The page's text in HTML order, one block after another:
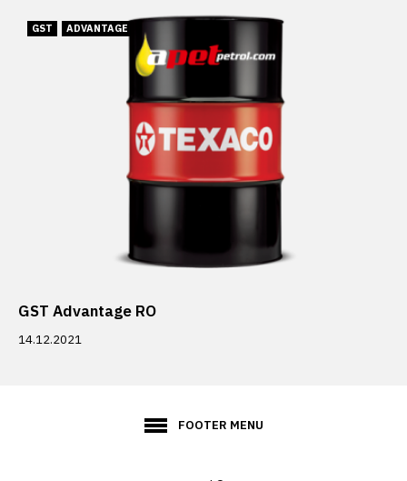
GST ADVANTAGE
GST Advantage RO
14.12.2021
FOOTER MENU